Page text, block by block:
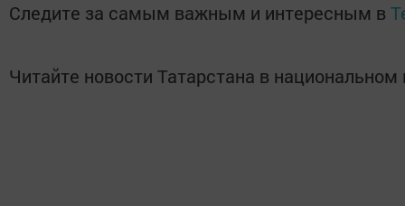
Следите за самым важным и интересным в
Читайте новости Татарстана в